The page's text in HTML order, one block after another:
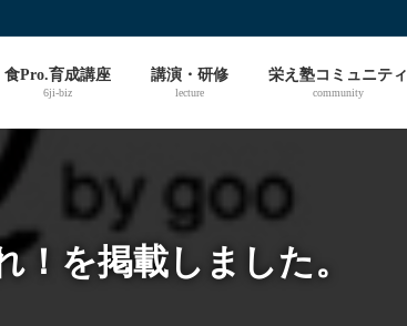
食Pro.育成講座
6ji-biz
講演・研修
lecture
栄え塾コミュニティ
community
！を掲載しました。